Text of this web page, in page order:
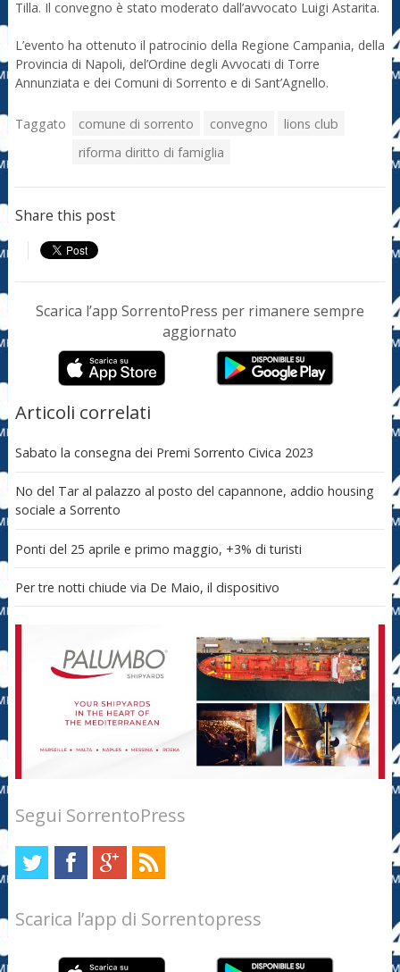
Tilla. Il convegno è stato moderato dall’avvocato Luigi Astarita.
L’evento ha ottenuto il patrocinio della Regione Campania, della
Provincia di Napoli, del’Ordine degli Avvocati di Torre
Annunziata e dei Comuni di Sorrento e di Sant’Agnello.
Taggato comune di sorrento convegno
lions club
riforma diritto di famiglia
Share this post
Scarica l’app SorrentoPress per rimanere sempre
aggiornato
Articoli correlati
Sabato la consegna dei Premi Sorrento Civica 2023
No del Tar al palazzo al posto del capannone, addio housing
sociale a Sorrento
Ponti del 25 aprile e primo maggio, +3% di turisti
Per tre notti chiude via De Maio, il dispositivo
Segui SorrentoPress
Scarica l’app di Sorrentopress